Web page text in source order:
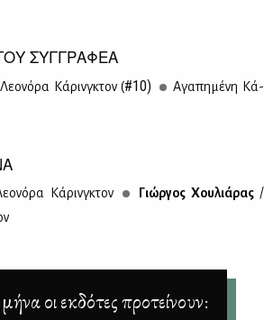
ΣΥΓΓΡΑΦΕΑ
Λε­ο­νό­ρα Κά­ρινγ­κτον (#10)
Αγα­πη­μέ­νη Κά­
Κά­ρινγ­κτον Γιώρ­γος Χου­λιά­ρας /
οι εκδότες προτείνουν: